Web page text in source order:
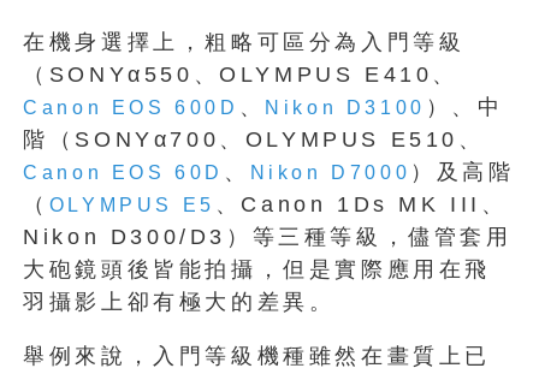
在機身選擇上，粗略可區分為入門等級
（SONYα550、OLYMPUS E410、
Canon EOS 600D 、 Nikon D3100 ）、中
階（SONYα700、OLYMPUS E510、
Canon EOS 60D 、 Nikon D7000 ）及高階
（ OLYMPUS E5 、Canon 1Ds MK III、
Nikon D300/D3）等三種等級，儘管套用
大砲鏡頭後皆能拍攝，但是實際應用在飛
羽攝影上卻有極大的差異。
舉例來說，入門等級機種雖然在畫質上已